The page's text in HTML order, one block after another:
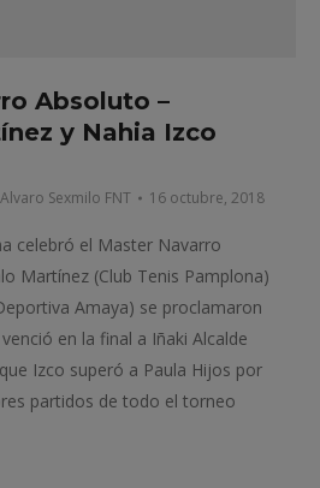
Absoluto –
y Nahia Izco
Alvaro Sexmilo FNT 16 octubre, 2018
celebró el Master Navarro
Martínez (Club Tenis Pamplona)
Amaya) se proclamaron
en la final a Iñaki Alcalde
Izco superó a Paula Hijos por
partidos de todo el torneo